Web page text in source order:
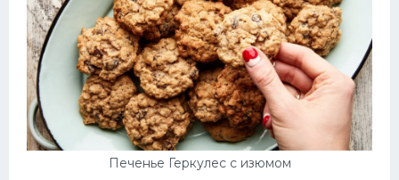
Печенье Геркулес с изюмом